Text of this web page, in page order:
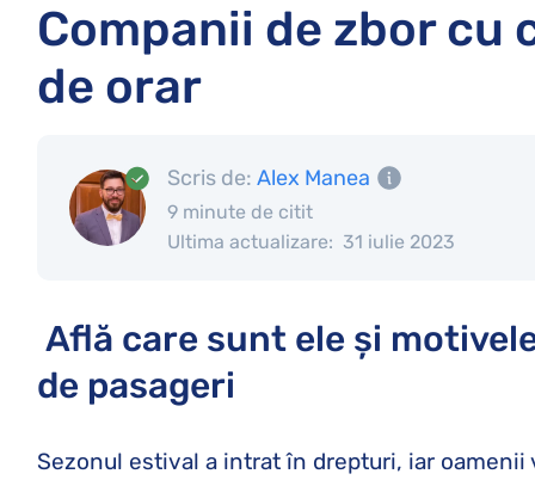
Companii de zbor cu
de orar
Scris de: Alex Manea
9 minute de citit
Ultima actualizare: 31 iulie 2023
Află care sunt ele și
de pasageri
Sezonul estival a intrat în drepturi, iar